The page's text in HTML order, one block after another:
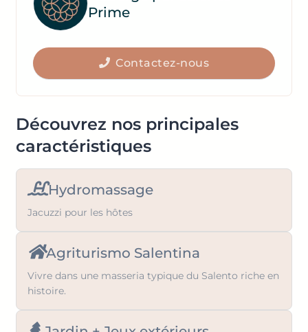
Découvrez nos principales
caractéristiques
Hydromassage
Jacuzzi pour les hôtes
Agriturismo Salentina
Vivre dans une masseria typique du Salento riche en
histoire.
key
to
get
keyboard
shortcuts
changing
dates.
to
get
the
keyboard
shortcuts
for
dates.
Prime
Contactez-nous